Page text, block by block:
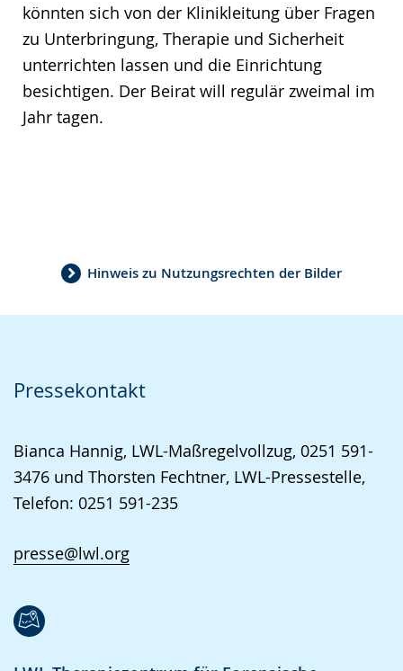
könnten sich von der Klinikleitung über Fragen
zu Unterbringung, Therapie und Sicherheit
unterrichten lassen und die Einrichtung
besichtigen. Der Beirat will regulär zweimal im
Jahr tagen.
Hinweis zu Nutzungsrechten der Bilder
Pressekontakt
Bianca Hannig, LWL-Maßregelvollzug, 0251 591-
3476 und Thorsten Fechtner, LWL-Pressestelle,
Telefon: 0251 591-235
presse@lwl.org